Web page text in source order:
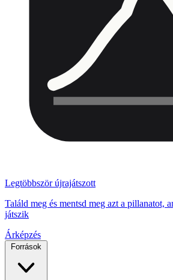
Legtöbbször újrajátszott
Találd meg és mentsd meg azt a pillanatot,
játszik
Árképzés
Források